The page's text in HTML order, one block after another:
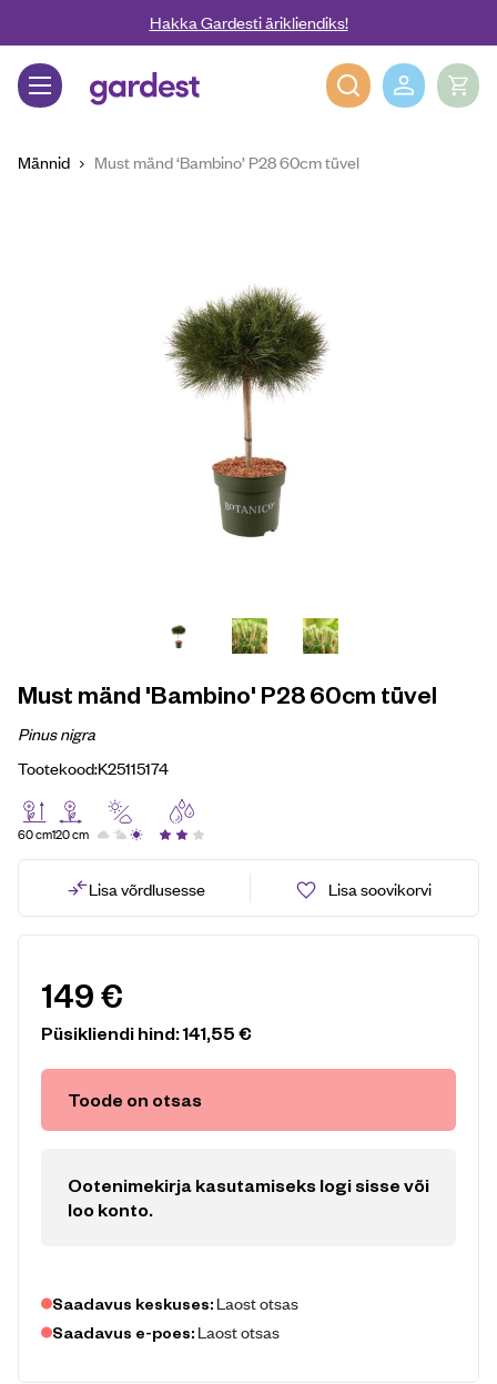
Liigu edasi põhisisu juurdeHakka Gardesti ärikliendiks!
Gardest
Männid Must mänd ‘Bambino’ P28 60cm tüvel
Must mänd 'Bambino' P28 60cm tüvel
Pinus nigra
Tootekood:K25115174
60 cm120 cm
Lisa võrdlusesse Lisa soovikorvi
149€
Püsikliendi hind:141,55€
Toode on otsas
Ootenimekirja kasutamiseks logi sisse või
loo konto.
Saadavus keskuses: Laost otsas
Saadavus e-poes: Laost otsas